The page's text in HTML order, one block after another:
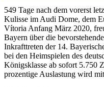
549 Tage nach dem vorerst
Kulisse im Audi Dome, dem
Vítoria Anfang März 2020,
Bayern über die
Inkrafttreten der 14.
bei den Heimspielen des
Königsklasse ab sofort 5.750
prozentige Auslastung wird